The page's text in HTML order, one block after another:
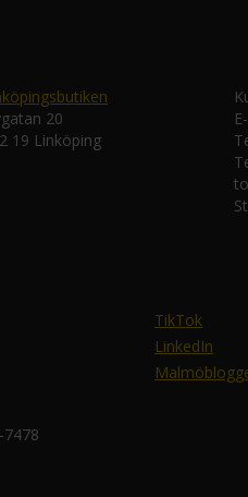
20
19 Linköping
TikTok
LinkedIn